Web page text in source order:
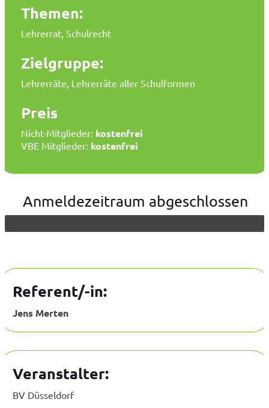
Themen:
Lehrerrat, Schulrecht
Zielgruppe:
Lehrerräte, Lehrerräte aller Schulformen
Preis
Nicht-Mitglieder: kostenfrei
VBE Mitglieder: kostenfrei
Anmeldezeitraum abgeschlossen
Referent/-in:
Jens Merten
Veranstalter:
BV Düsseldorf